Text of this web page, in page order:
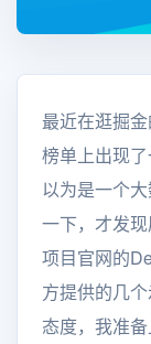
最近在逛掘
榜单上出现
以为是一个
一下，才发
项目官网的
方提供的几
态度，我准备